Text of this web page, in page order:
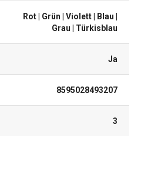
Rot| Grün | Violett| Blau |
Grau | Türkisblau
Ja
8595028493207
3